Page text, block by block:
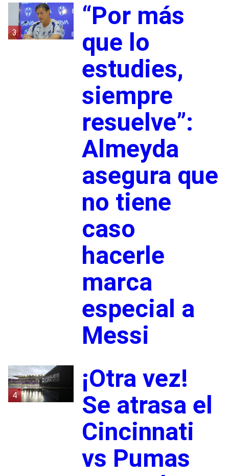
3
“Por más
que lo
estudies,
siempre
resuelve”:
Almeyda
asegura que
no tiene
caso
hacerle
marca
especial a
Messi
4
¡Otra vez!
Se atrasa el
Cincinnati
vs Pumas